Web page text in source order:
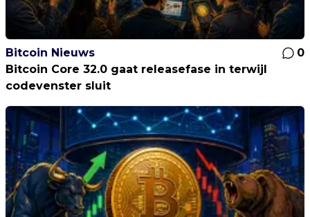
Bitcoin Nieuws
0
Bitcoin Core 32.0 gaat releasefase in terwijl
codevenster sluit